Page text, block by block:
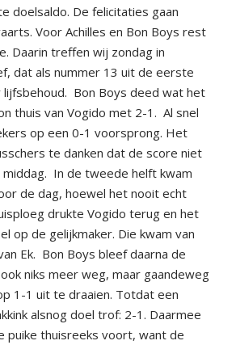
doelsaldo. De felicitaties gaan
Voor Achilles en Bon Boys rest
Daarin treffen wij zondag in
dat als nummer 13 uit de eerste
Bon Boys deed wat het
thuis van Vogido met 2-1. Al snel
op een 0-1 voorsprong. Het
te danken dat de score niet
In de tweede helft kwam
de dag, hoewel het nooit echt
drukte Vogido terug en het
op de gelijkmaker. Die kwam van
Ek. Bon Boys bleef daarna de
niks meer weg, maar gaandeweg
1-1 uit te draaien. Totdat een
alsnog doel trof: 2-1. Daarmee
puike thuisreeks voort, want de